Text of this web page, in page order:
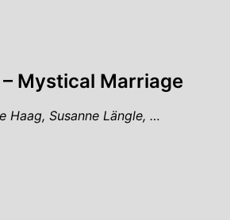
Mystical Marriage
Haag, Susanne Längle, …